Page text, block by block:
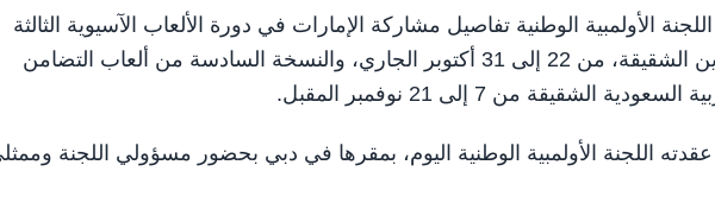
الأولمبية الوطنية تفاصيل مشاركة الإمارات في دورة الألعاب الآسيوية الثالثة
للشباب، التي تستضيفها مملكة البحرين الشقيقة، من 22 إلى 31 أكتوبر الجاري، والنسخة السادسة من ألعاب التضامن
من 7 إلى 21 نوفمبر المقبل.
اللجنة الأولمبية الوطنية اليوم، بمقرها في دبي بحضور مسؤولي اللجنة